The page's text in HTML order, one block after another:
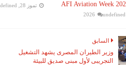
undefined
تموز 28, 2026
السابق
وزير الطيران المصرى يشهد التشغيل
التجريبى لأول مبنى صديق للبيئة